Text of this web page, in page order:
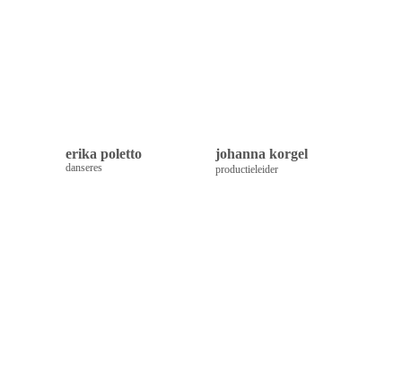
johanna korgel
productieleider
erika poletto
danseres